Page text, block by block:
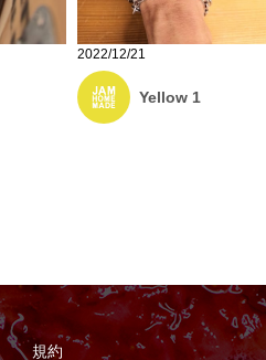
2022/12/21
Yellow 1
規約